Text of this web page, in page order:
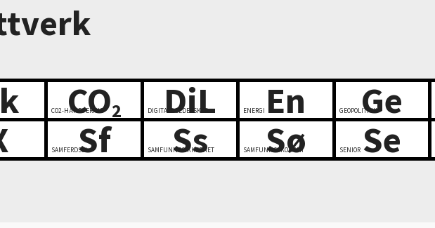
CO2
CO2-HÅNDTERING DiL
DIGITALT LEDERSKAP En
ENERGI Ge
GEOPOLITIKK
Sf
SAMFERDSEL Ss
SAMFUNNSSIKKERHET Sø
SAMFUNNSØKONOMI Se
SENIOR